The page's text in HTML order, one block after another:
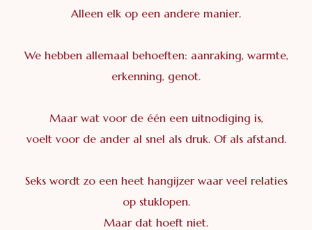
Alleen elk op een andere manier.
We hebben allemaal behoeften: aanraking, warmte,
erkenning, genot.
Maar wat voor de één een uitnodiging is,
voelt voor de ander al snel als druk. Of als afstand.
Seks wordt zo een heet hangijzer waar veel relaties
op stuklopen.
Maar dat hoeft niet.